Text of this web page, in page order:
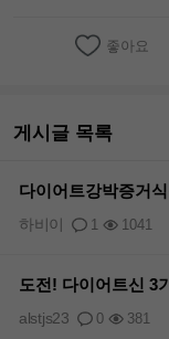
좋아요
게시글 목록
다이어트강박증거
1 1041
하비이
도전! 다이어트신 3
0 381
alstjs23